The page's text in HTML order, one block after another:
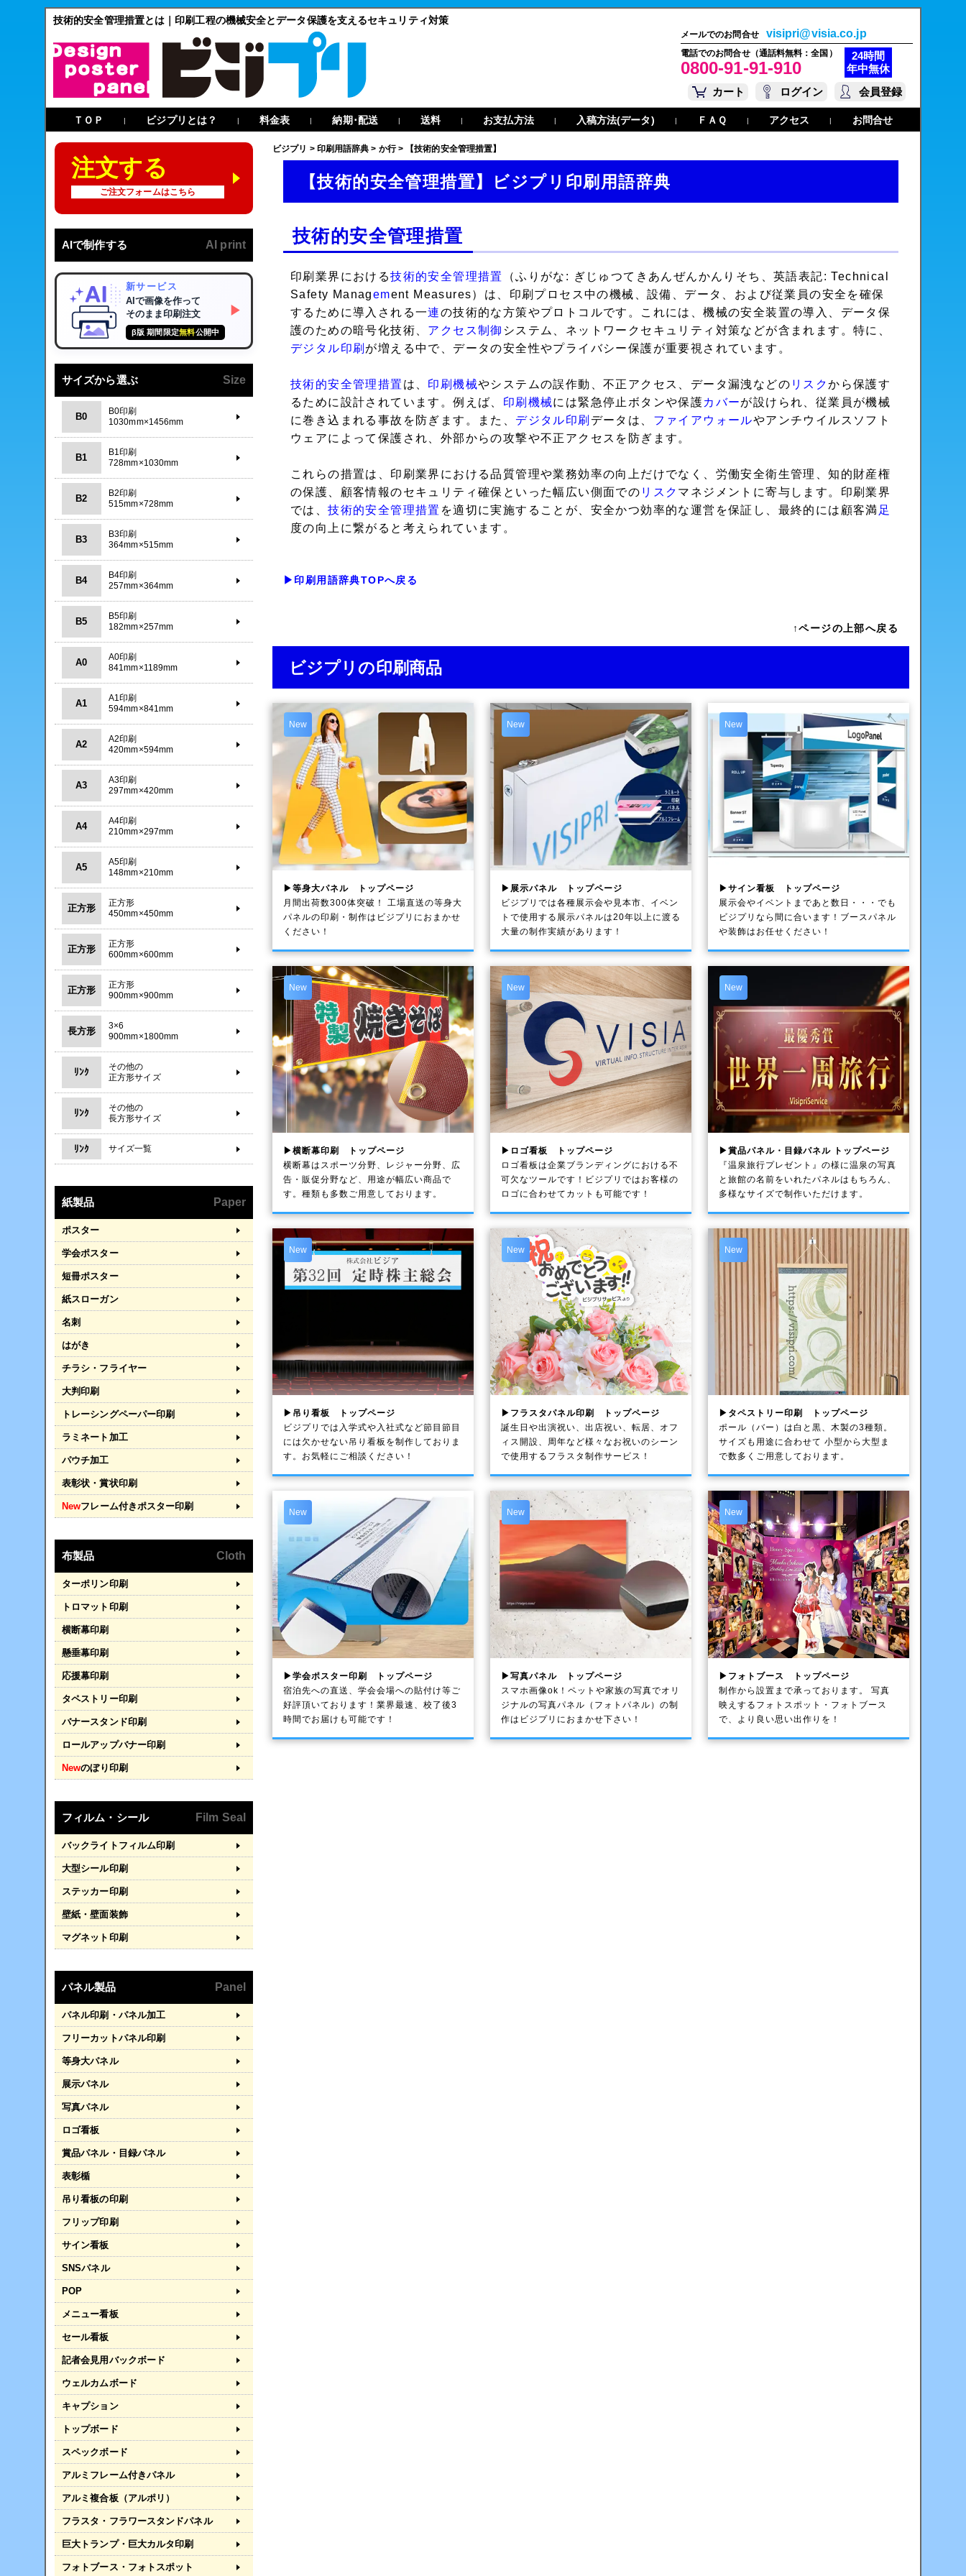
技術的安全管理措置とは｜印刷工程の機械安全とデータ保護を支えるセキュリティ対策
メールでのお問合せ visipri@visia.co.jp
電話でのお問合せ（通話料無料：全国）
0800-91-91-910
24時間
年中無休
カート
ログイン 会員登録
ＴＯＰ | ビジプリとは？ | 料金表 | 納期･配送 | 送料 | お支払方法 | 入稿方法(データ) | ＦＡＱ | アクセス | お問合せ
ビジプリ > 印刷用語辞典 > か行> 【技術的安全管理措置】
【技術的安全管理措置】ビジプリ印刷用語辞典
技術的安全管理措置
印刷業界における技術的安全管理措置
（ふりがな: ぎじゅつてきあんぜんかんりそち、英語表記: Technical
Safety Management Measures）は、印刷プロセス中の機械、設備、データ、および従業員の安全を確保
するために導入される一連の技術的な方策やプロトコルです。これには、機械の安全装置の導入、データ保
護のための暗号化技術、 アクセス制御 システム、ネットワークセキュリティ対策などが含まれます。特に、
デジタル印刷 が増える中で、データの安全性やプライバシー保護が重要視されています。
技術的安全管理措置 は、 印刷機械やシステムの誤作動、不正アクセス、データ漏洩などの リスクから保護す
るために設計されています。例えば、 印刷機械には緊急停止ボタンや保護カバーが設けられ、従業員が機械
に巻き込まれる事故を防ぎます。また、 デジタル印刷 データは、 ファイアウォールやアンチウイルスソフト
ウェアによって保護され、外部からの攻撃や不正アクセスを防ぎます。
これらの措置は、印刷業界における品質管理や業務効率の向上だけでなく、労働安全衛生管理、知的財産権
の保護、顧客情報のセキュリティ確保といった幅広い側面での リスク マネジメントに寄与します。印刷業界
では、技術的安全管理措置 を適切に実施することが、安全かつ効率的な運営を保証し、最終的には顧客満 足
度の向上に繋がると考えられています。
▶印刷用語辞典TOPへ戻る
↑ページの上部へ戻る
ビジプリの印刷商品
New
▶等身大パネル トップページ
月間出荷数300体突破！ 工場直送の等身大
パネルの印刷・制作は ビジプリ におまかせ
ください！
New
▶展示パネル トップページ
ビジプリでは各種展示会や見本市、イベン
トで使用する展示パネルは20年以上に渡る
大量の制作実績があります！
New
▶サイン看板 トップページ
展示会やイベントまであと数日・・・でも
ビジプリなら間に合います！ブースパネル
や装飾はお任せください！
New
▶横断幕印刷 トップページ
横断幕はスポーツ分野、レジャー分野、広
告・販促分野など、用途が幅広い商品で
す。種類も多数ご用意しております。
New
▶ロゴ看板 トップページ
ロゴ看板は企業ブランディングにおける不
可欠なツールです！ビジプリではお客様の
ロゴに合わせてカットも可能です！
New
▶賞品パネル・目録パネル トップページ
『温泉旅行プレゼント』の様に温泉の写真
と旅館の名前をいれたパネルはもちろん、
多様なサイズで制作いただけます。
New
▶吊り看板 トップページ
ビジプリでは入学式や入社式など節目節目
には欠かせない吊り看板を制作しておりま
す。お気軽にご相談ください！
New
▶フラスタパネル印刷 トップページ
誕生日や出演祝い、出店祝い、転居、オフ
ィス開設、周年など様々なお祝いのシーン
で使用するフラスタ制作サービス！
New
▶タペストリー印刷 トップページ
ポール（バー）は白と黒、木製の3種類。
サイズも用途に合わせて 小型から大型ま
で数多くご用意しております。
New
▶学会ポスター印刷 トップページ
宿泊先への直送、学会会場への貼付け等ご
好評頂いております！業界最速、校了後3
時間でお届けも可能です！
New
▶写真パネル トップページ
スマホ画像ok！ペットや家族の写真でオリ
ジナルの写真パネル（フォトパネル）の制
作はビジプリにおまかせ下さい！
New
▶フォトブース トップページ
制作から設置まで承っております。 写真
映えするフォトスポット・フォトブース
で、より良い思い出作りを！
注文する
ご注文フォームはこちら
AIで制作する AI print
新サービス
AIで画像を作って
そのまま印刷注文
β版 期間限定無料公開中
▶
サイズから選ぶ Size
B0
B0印刷
1030mm×1456mm
B1
B1印刷
728mm×1030mm
B2
B2印刷
515mm×728mm
B3
B3印刷
364mm×515mm
B4
B4印刷
257mm×364mm
B5
B5印刷
182mm×257mm
A0
A0印刷
841mm×1189mm
A1
A1印刷
594mm×841mm
A2
A2印刷
420mm×594mm
A3
A3印刷
297mm×420mm
A4
A4印刷
210mm×297mm
A5
A5印刷
148mm×210mm
正方形
正方形
450mm×450mm
正方形
正方形
600mm×600mm
正方形
正方形
900mm×900mm
長方形
3×6
900mm×1800mm
ﾘﾝｸ
その他の
正方形サイズ
ﾘﾝｸ
その他の
長方形サイズ
ﾘﾝｸ サイズ一覧
紙製品 Paper
ポスター
学会ポスター
短冊ポスター
紙スローガン
名刺
はがき
チラシ・フライヤー
大判印刷
トレーシングペーパー印刷
ラミネート加工
パウチ加工
表彰状・賞状印刷
Newフレーム付きポスター印刷
布製品 Cloth
ターポリン印刷
トロマット印刷
横断幕印刷
懸垂幕印刷
応援幕印刷
タペストリー印刷
バナースタンド印刷
ロールアップバナー印刷
Newのぼり印刷
フィルム・シール Film Seal
バックライトフィルム印刷
大型シール印刷
ステッカー印刷
壁紙・壁面装飾
マグネット印刷
パネル製品 Panel
パネル印刷・パネル加工
フリーカットパネル印刷
等身大パネル
展示パネル
写真パネル
ロゴ看板
賞品パネル・目録パネル
表彰楯
吊り看板の印刷
フリップ印刷
サイン看板
SNSパネル
POP
メニュー看板
セール看板
記者会見用バックボード
ウェルカムボード
キャプション
トップボード
スペックボード
アルミフレーム付きパネル
アルミ複合板（アルポリ）
フラスタ・フラワースタンドパネル
巨大トランプ・巨大カルタ印刷
フォトブース・フォトスポット